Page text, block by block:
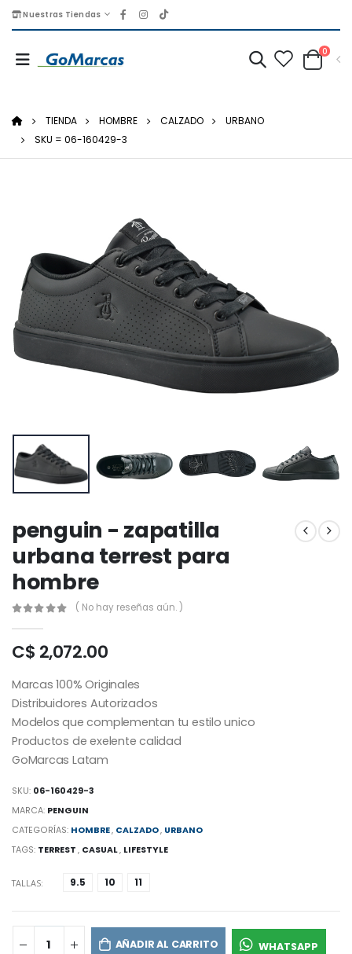
Nuestras Tiendas
0
TIENDA HOMBRE CALZADO
URBANO
SKU = 06-160429-3
penguin - zapatilla
urbana terrest para
hombre
( No hay reseñas aún. )
C$ 2,072.00
Marcas 100% Originales
Distribuidores Autorizados
Modelos que complementan tu estilo unico
Productos de exelente calidad
GoMarcas Latam
SKU: 06-160429-3
MARCA: PENGUIN
CATEGORÍAS: HOMBRE, CALZADO, URBANO
TAGS: TERREST , CASUAL, LIFESTYLE
TALLAS: 9.5 10 11
AÑADIR AL CARRITO WHATSAPP